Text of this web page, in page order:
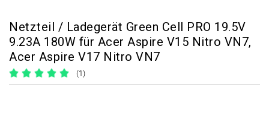
Netzteil / Ladegerät Green Cell PRO 19.5V
9.23A 180W für Acer Aspire V15 Nitro VN7,
Acer Aspire V17 Nitro VN7
(1)